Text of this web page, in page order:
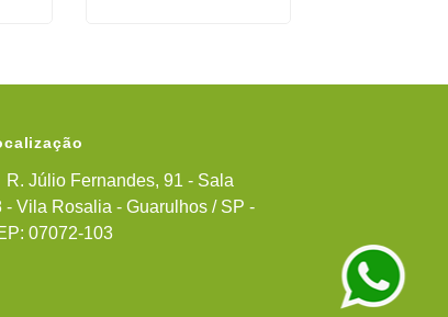
R. Júlio Fernandes, 91 - Sala
- Vila Rosalia - Guarulhos / SP -
07072-103